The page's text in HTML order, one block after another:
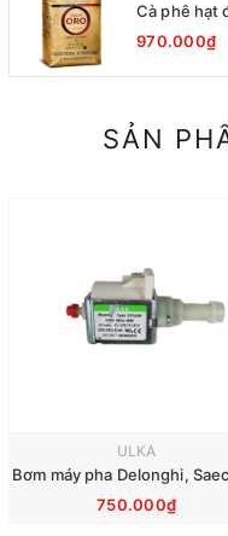
Cà phê hạt
970.000₫
SẢN
ULKA
750.000₫